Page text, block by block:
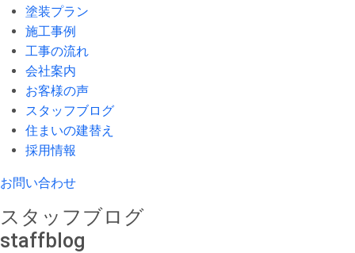
塗装プラン
施工事例
工事の流れ
会社案内
お客様の声
スタッフブログ
住まいの建替え
採用情報
お問い合わせ
スタッフブログ
staffblog